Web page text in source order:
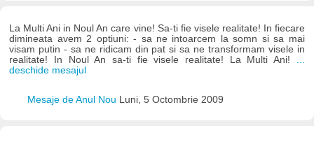
La Multi Ani in Noul An care vine! Sa-ti fie visele realitate! In fiecare
dimineata avem 2 optiuni: - sa ne intoarcem la somn si sa mai
visam putin - sa ne ridicam din pat si sa ne transformam visele in
realitate! In Noul An sa-ti fie visele realitate! La Multi Ani!
deschide mesajul
Mesaje de Anul Nou Luni, 5 Octombrie 2009